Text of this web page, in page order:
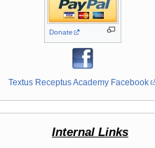
Donate
Textus Receptus Academy Facebook
Internal Links